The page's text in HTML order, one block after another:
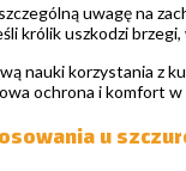
uwagę na
królik uszkodzi
nauki korzystania z
ochrona i komfort w
u